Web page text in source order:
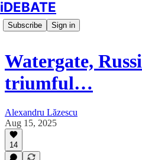
iDEBATE
Subscribe Sign in
Watergate,
triumful…
Alexandru Lăzescu
Aug 15, 2025
14